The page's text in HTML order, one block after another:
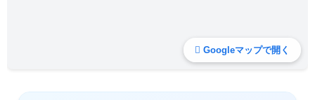
Googleマップで開く